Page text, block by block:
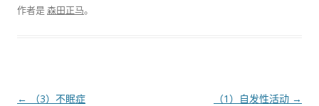
作者是森田正马。
文章导航
← （3）不眠症 （1）自发性活动 →